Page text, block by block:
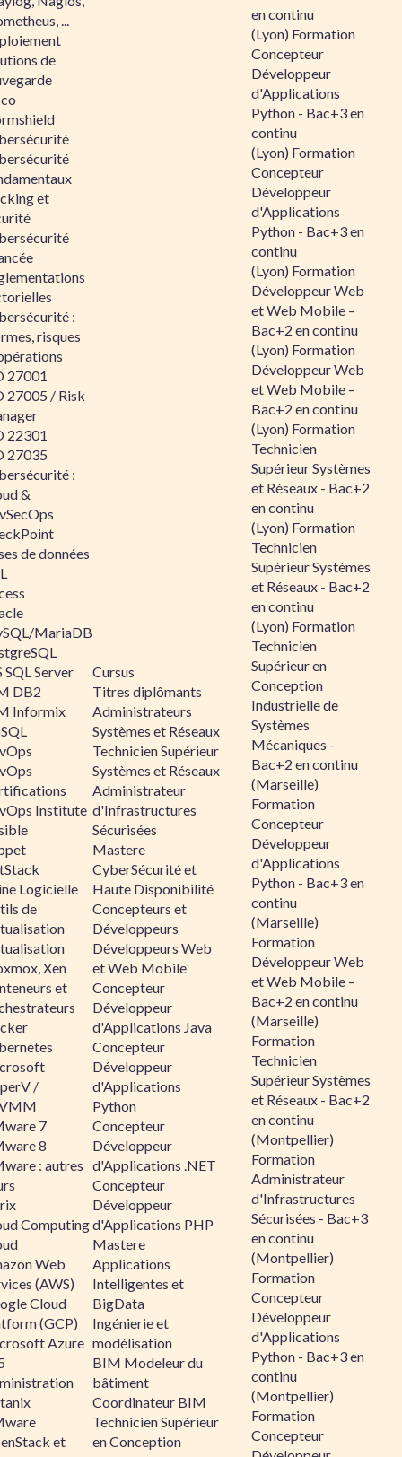
...
de
et
:
risques
27001
27005 / Risk
22301
27035
:
&
de données
MariaDB
SQL Server
DB2
Informix
Institute
Logicielle
de
Xen
et
/
7
8
: autres
Computing
Web
(AWS)
Cloud
(GCP)
Azure
et
Cursus
Titres diplômants
Administrateurs
Systèmes et Réseaux
Technicien Supérieur
Systèmes et Réseaux
Administrateur
d'Infrastructures
Sécurisées
Mastere
CyberSécurité et
Haute Disponibilité
Concepteurs et
Développeurs
Développeurs Web
et Web Mobile
Concepteur
Développeur
d'Applications Java
Concepteur
Développeur
d'Applications
Python
Concepteur
Développeur
d'Applications .NET
Concepteur
Développeur
d'Applications PHP
Mastere
Applications
Intelligentes et
BigData
Ingénierie et
modélisation
BIM Modeleur du
bâtiment
Coordinateur BIM
Technicien Supérieur
en Conception
en continu
(Lyon) Formation
Concepteur
Développeur
d'Applications
Python - Bac+3 en
continu
(Lyon) Formation
Concepteur
Développeur
d'Applications
Python - Bac+3 en
continu
(Lyon) Formation
Développeur Web
et Web Mobile –
Bac+2 en continu
(Lyon) Formation
Développeur Web
et Web Mobile –
Bac+2 en continu
(Lyon) Formation
Technicien
Supérieur Systèmes
et Réseaux - Bac+2
en continu
(Lyon) Formation
Technicien
Supérieur Systèmes
et Réseaux - Bac+2
en continu
(Lyon) Formation
Technicien
Supérieur en
Conception
Industrielle de
Systèmes
Mécaniques -
Bac+2 en continu
(Marseille)
Formation
Concepteur
Développeur
d'Applications
Python - Bac+3 en
continu
(Marseille)
Formation
Développeur Web
et Web Mobile –
Bac+2 en continu
(Marseille)
Formation
Technicien
Supérieur Systèmes
et Réseaux - Bac+2
en continu
(Montpellier)
Formation
Administrateur
d'Infrastructures
Sécurisées - Bac+3
en continu
(Montpellier)
Formation
Concepteur
Développeur
d'Applications
Python - Bac+3 en
continu
(Montpellier)
Formation
Concepteur